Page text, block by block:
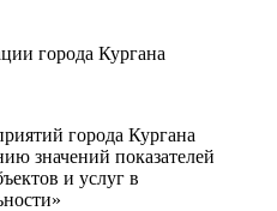
города Кургана
города Кургана
значений показателей
и услуг в